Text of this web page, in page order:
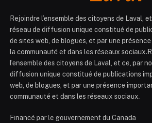
Rejoindre l’ensemble des citoyens de Laval,
réseau de diffusion unique constitué de
de sites web, de blogues, et par une
la communauté et dans les réseaux
l’ensemble des citoyens de Laval, et ce, par
diffusion unique constitué de publications
web, de blogues, et par une présence
communauté et dans les réseaux sociaux.
Financé par le gouvernement du Canada